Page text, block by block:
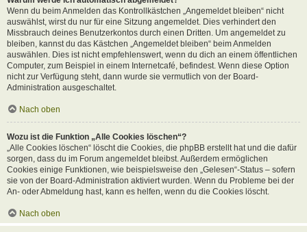
Wenn du beim Anmelden das Kontrollkästchen „Angemeldet bleiben“ nicht
auswählst, wirst du nur für eine Sitzung angemeldet. Dies verhindert den
Missbrauch deines Benutzerkontos durch einen Dritten. Um angemeldet zu
bleiben, kannst du das Kästchen „Angemeldet bleiben“ beim Anmelden
auswählen. Dies ist nicht empfehlenswert, wenn du dich an einem öffentlichen
Computer, zum Beispiel in einem Internetcafé, befindest. Wenn diese Option
nicht zur Verfügung steht, dann wurde sie vermutlich von der Board-
Administration ausgeschaltet.
Nach oben
Wozu ist die Funktion „Alle Cookies löschen“?
„Alle Cookies löschen“ löscht die Cookies, die phpBB erstellt hat und die dafür
sorgen, dass du im Forum angemeldet bleibst. Außerdem ermöglichen
Cookies einige Funktionen, wie beispielsweise den „Gelesen“-Status – sofern
sie von der Board-Administration aktiviert wurden. Wenn du Probleme bei der
An- oder Abmeldung hast, kann es helfen, wenn du die Cookies löscht.
Nach oben